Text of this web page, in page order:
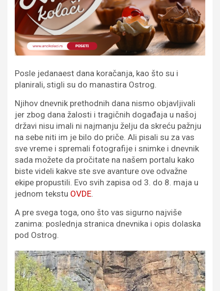
Posle jedanaest dana koračanja, kao što su i
planirali, stigli su do manastira Ostrog.
Njihov dnevnik prethodnih dana nismo objavljivali
jer zbog dana žalosti i tragičnih događaja u našoj
državi nisu imali ni najmanju želju da skreću pažnju
na sebe niti im je bilo do priče. Ali pisali su za vas
sve vreme i spremali fotografije i snimke i dnevnik
sada možete da pročitate na našem portalu kako
biste videli kakve ste sve avanture ove odvažne
ekipe propustili. Evo svih zapisa od 3. do 8. maja u
jednom tekstu OVDE.
A pre svega toga, ono što vas sigurno najviše
zanima: poslednja stranica dnevnika i opis dolaska
pod Ostrog.